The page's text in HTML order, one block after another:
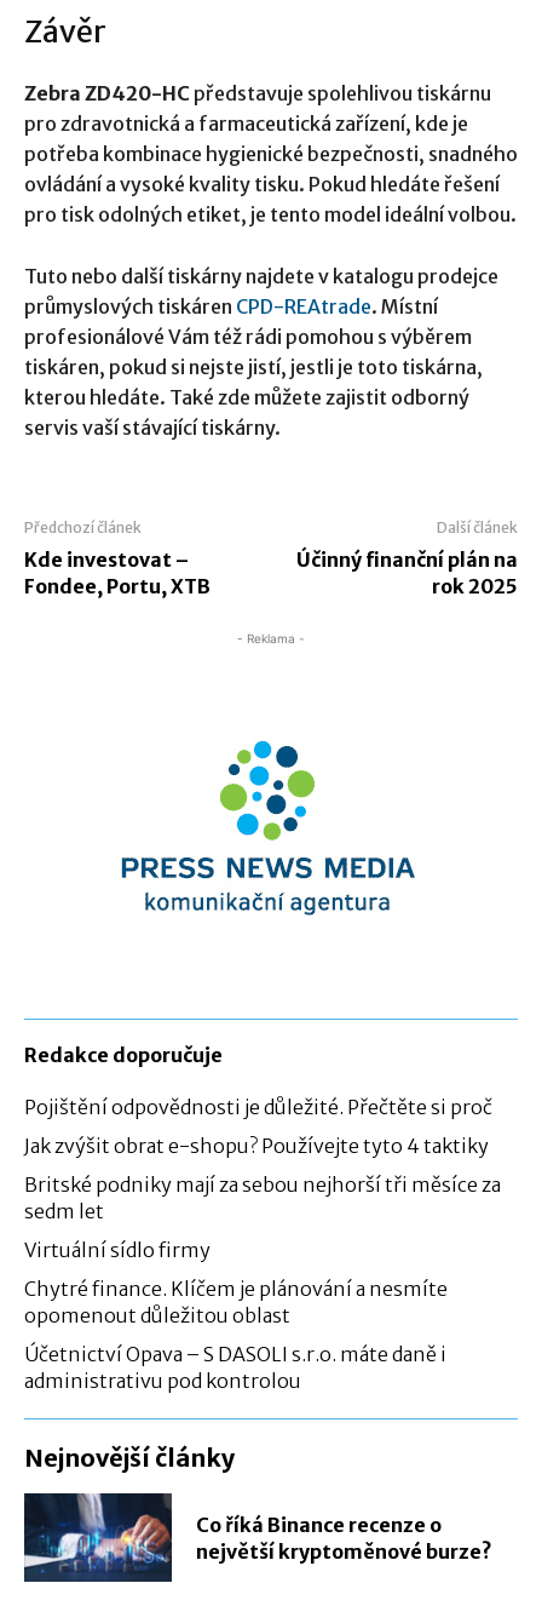
Závěr
Zebra ZD420-HC představuje spolehlivou tiskárnu
pro zdravotnická a farmaceutická zařízení, kde je
potřeba kombinace hygienické bezpečnosti, snadného
ovládání a vysoké kvality tisku. Pokud hledáte řešení
pro tisk odolných etiket, je tento model ideální volbou.
Tuto nebo další tiskárny najdete v katalogu prodejce
průmyslových tiskáren CPD-REAtrade. Místní
profesionálové Vám též rádi pomohou s výběrem
tiskáren, pokud si nejste jistí, jestli je toto tiskárna,
kterou hledáte. Také zde můžete zajistit odborný
servis vaší stávající tiskárny.
Předchozí článek
Kde investovat –
Fondee, Portu, XTB
Další článek
Účinný finanční plán na
rok 2025
- Reklama -
Redakce doporučuje
Pojištění odpovědnosti je důležité. Přečtěte si proč
Jak zvýšit obrat e-shopu? Používejte tyto 4 taktiky
Britské podniky mají za sebou nejhorší tři měsíce za
sedm let
Virtuální sídlo firmy
Chytré finance. Klíčem je plánování a nesmíte
opomenout důležitou oblast
Účetnictví Opava – S DASOLI s.r.o. máte daně i
administrativu pod kontrolou
Nejnovější články
Co říká Binance recenze o
největší kryptoměnové burze?